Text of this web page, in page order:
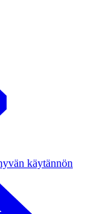
käytännön